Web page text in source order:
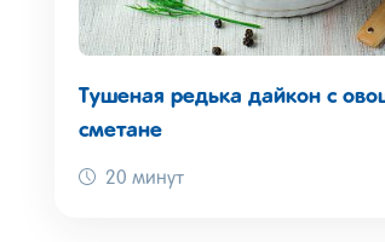
Тушеная редька дайкон с
сметане
20 минут